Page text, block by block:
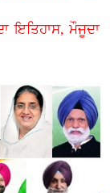
ਇਤਿਹਾਸ, ਮੌਜੂਦਾ